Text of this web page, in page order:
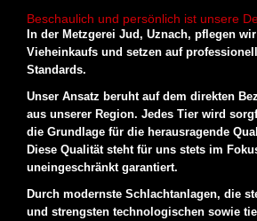
Beschaulich und persönlich ist unsere
In der Metzgerei Jud, Uznach, pflegen
Vieheinkaufs und setzen auf
Standards.
Unser Ansatz beruht auf dem direkten
aus unserer Region. Jedes Tier wird
die Grundlage für die herausragende
Diese Qualität steht für uns stets im
uneingeschränkt garantiert.
Durch modernste Schlachtanlagen, die
und strengsten technologischen sowie